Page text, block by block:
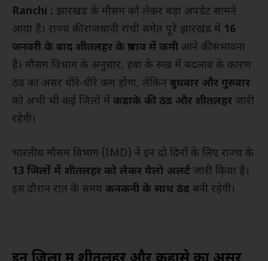
Ranchi : झारखंड के मौसम को लेकर बड़ा अपडेट सामने
आया है। राज्य की राजधानी रांची समेत पूरे झारखंड में 16
जनवरी के बाद शीतलहर के प्रभाव में कमी आने की संभावना
है। मौसम विभाग के अनुसार, हवा के रुख में बदलाव के कारण
ठंड का असर धीरे-धीरे कम होगा, लेकिन बुधवार और गुरुवार
को अभी भी कई जिलों में कड़ाके की ठंड और शीतलहर जारी
रहेगी।
भारतीय मौसम विभाग (IMD) ने इन दो दिनों के लिए राज्य के
13 जिलों में शीतलहर को लेकर येलो अलर्ट जारी किया है।
इस दौरान रात के समय कनकनी के साथ ठंड बनी रहेगी।